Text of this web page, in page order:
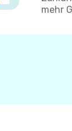
mehr